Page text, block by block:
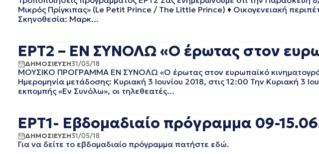
ΙΟΥΛΙΟΣ 2022
ΙΟΥΝΙΟΣ 2022
ΜΑΡΤΙΟΣ 2022
ΙΑΝΟΥΑΡΙΟΣ 2022
ΔΕΚΕΜΒΡΙΟΣ 2021
ΝΟΕΜΒΡΙΟΣ 2021
ΣΕΠΤΕΜΒΡΙΟΣ 2021
ΑΥΓΟΥΣΤΟΣ 2021
ΙΟΥΛΙΟΣ 2021
Μικρός Πρίγκιπας» (Le Petit Prince / Τhe Little Prince) ♦ Οικογενειακή
Σκηνοθεσία: Μαρκ...
ΕΡΤ2 – ΕΝ ΣΥΝΟΛΩ «Ο έρωτας στον
ΔΗΜΟΣΙΕΥΣΗ31/05/18
ΜΟΥΣΙΚΟ ΠΡΟΓΡΑΜΜΑ ΕΝ ΣΥΝΟΛΩ «Ο έρωτας στον ευρωπαϊκό
Ημερομηνία μετάδοσης: Κυριακή 3 Ιουνίου 2018, στις 12:00 Την Κυριακή 3
εκπομπής «Εν Συνόλω», οι τηλεθεατές...
ΕΡΤ1- Εβδομαδιαίο πρόγραμμα 09-
ΔΗΜΟΣΙΕΥΣΗ31/05/18
Για να δείτε το εβδομαδιαίο πρόγραμμα πατήστε εδώ.